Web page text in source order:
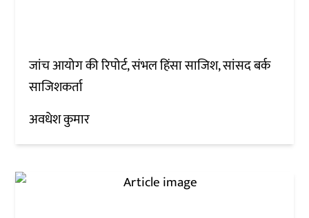
जांच आयोग की रिपोर्ट, संभल हिंसा साजिश, सांसद बर्क
साजिशकर्ता
अवधेश कुमार